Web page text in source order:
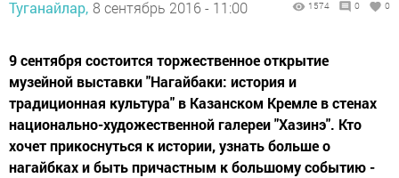
Туганайлар, 8 сентябрь 2016 - 11:00 1574 0 0
9 сентября состоится торжественное открытие
музейной выставки "Нагайбаки: история и
традиционная культура" в Казанском Кремле в стенах
национально-художественной галереи "Хазинэ". Кто
хочет прикоснуться к истории, узнать больше о
нагайбках и быть причастным к большому событию -